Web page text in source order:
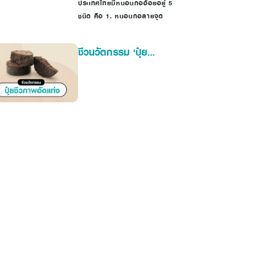
ประเทศไทยมีหนอนกออ้อยอยู่ 5
ชนิด คือ 1. หนอนกอลายจุด
ชีวนวัตกรรม ‘ปุ๋ย